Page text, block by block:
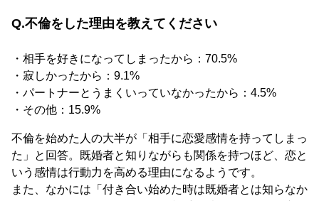
Q.不倫をした理由を教えてください
・相手を好きになってしまったから：70.5%
・寂しかったから：9.1%
・パートナーとうまくいっていなかったから：4.5%
・その他：15.9%
不倫を始めた人の大半が「相手に恋愛感情を持ってしまっ
た」と回答。既婚者と知りながらも関係を持つほど、恋と
いう感情は行動力を高める理由になるようです。
また、なかには「付き合い始めた時は既婚者とは知らなか